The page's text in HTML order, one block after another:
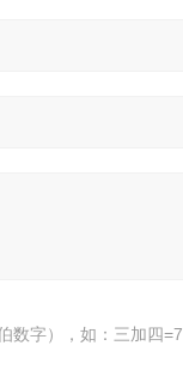
数字），如：三加四=7